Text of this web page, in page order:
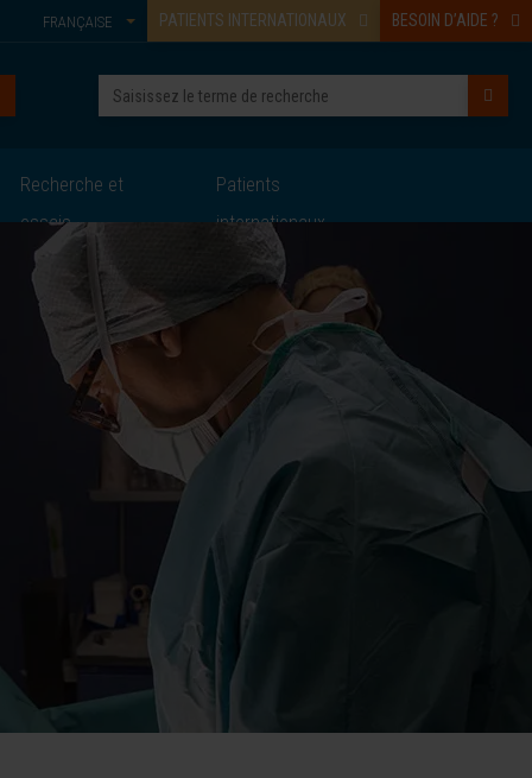
PATIENTS INTERNATIONAUX BESOIN D’AIDE ?
FRANÇAISE
Recherche et
essais
Patients
internationaux